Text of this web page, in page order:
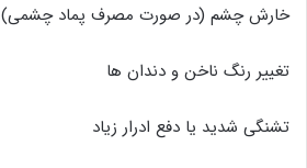
خارش چشم (در صورت مصرف پماد چشمی)
تغییر رنگ ناخن و دندان ها
تشنگی شدید یا دفع ادرار زیاد